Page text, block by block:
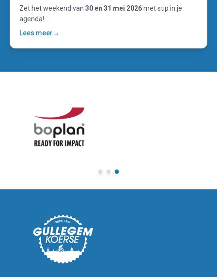
Zet het weekend van 30 en 31 mei 2026met stip in je
agenda!...
Lees meer→